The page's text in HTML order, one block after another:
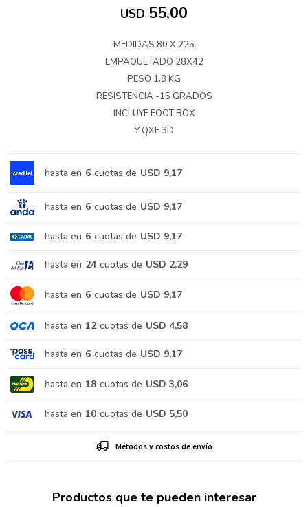
USD 55,00
MEDIDAS 80 X 225
EMPAQUETADO 28X42
PESO 1.8 KG
RESISTENCIA -15 GRADOS
INCLUYE FOOT BOX
Y QXF 3D
hasta en 6 cuotas de USD 9,17
hasta en 6 cuotas de USD 9,17
hasta en 6 cuotas de USD 9,17
hasta en 24 cuotas de USD 2,29
hasta en 6 cuotas de USD 9,17
hasta en 12 cuotas de USD 4,58
hasta en 6 cuotas de USD 9,17
hasta en 18 cuotas de USD 3,06
hasta en 10 cuotas de USD 5,50
Métodos y costos de envío
Productos que te pueden interesar